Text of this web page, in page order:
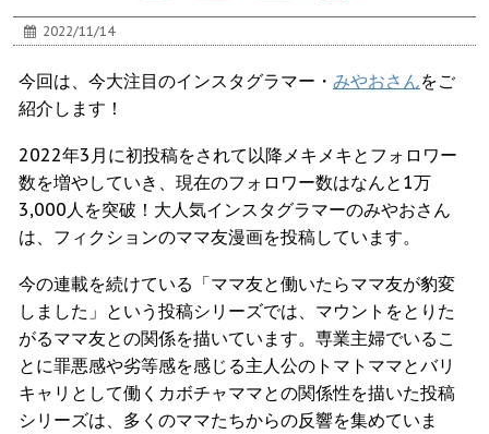
2022/11/14
今回は、今大注目のインスタグラマー・ みやおさんをご
紹介します！
2022年3月に初投稿をされて以降メキメキとフォロワー
数を増やしていき、現在のフォロワー数はなんと1万
3,000人を突破！大人気インスタグラマーのみやおさん
は、フィクションのママ友漫画を投稿しています。
今の連載を続けている「ママ友と働いたらママ友が豹変
しました」という投稿シリーズでは、マウントをとりた
がるママ友との関係を描いています。専業主婦でいるこ
とに罪悪感や劣等感を感じる主人公のトマトママとバリ
キャリとして働くカボチャママとの関係性を描いた投稿
シリーズは、多くのママたちからの反響を集めていま